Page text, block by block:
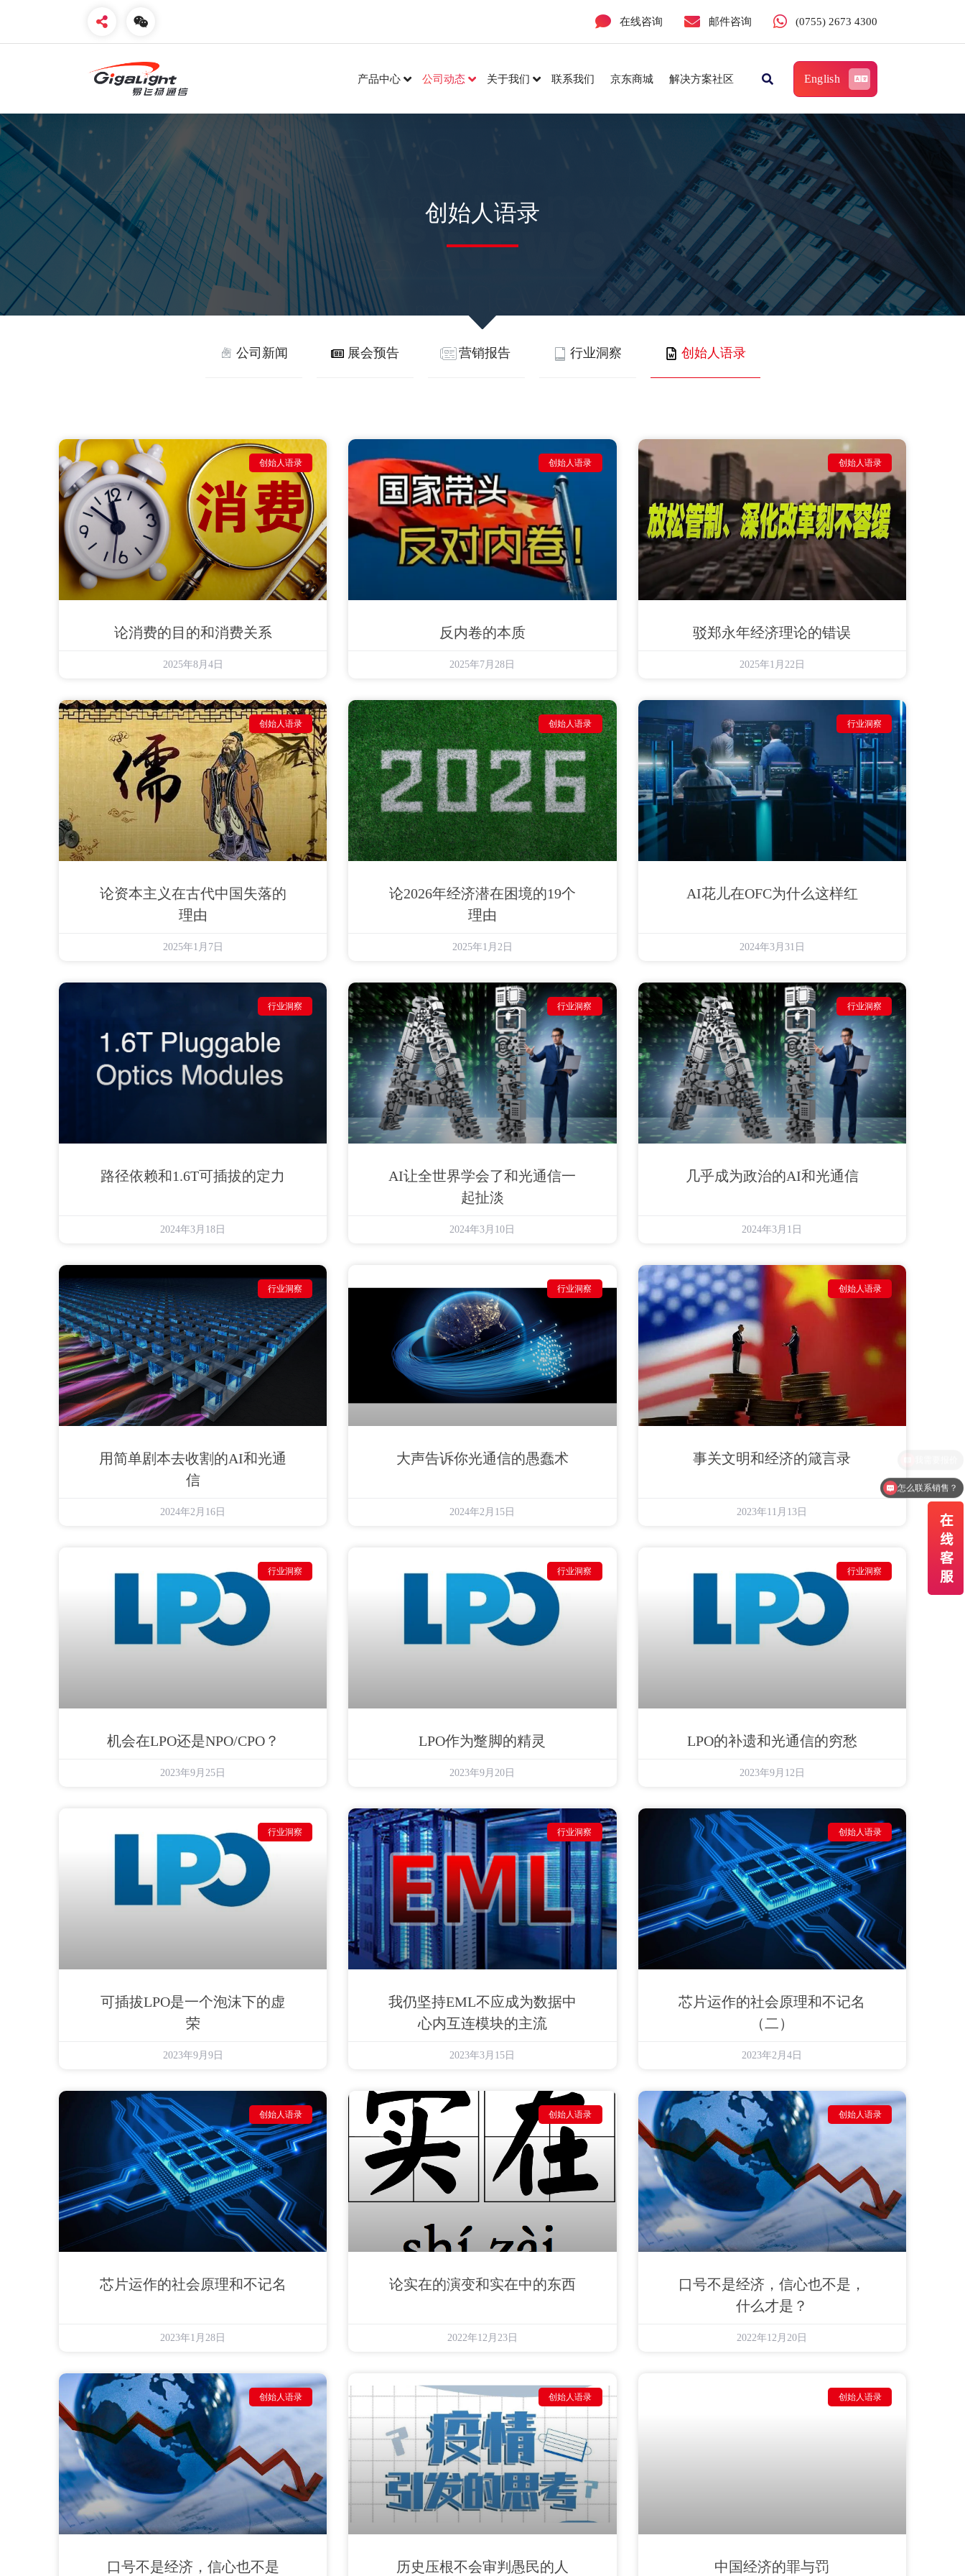
在线咨询 邮件咨询 (0755) 2673 4300
产品中心 公司动态 关于我们 联系我们 京东商城 解决方案社区 English
创始人语录
公司新闻 展会预告 营销报告 行业洞察 创始人语录
创始人语录
论消费的目的和消费关系
2025年8月4日
创始人语录
反内卷的本质
2025年7月28日
创始人语录
驳郑永年经济理论的错误
2025年1月22日
创始人语录
论资本主义在古代中国失落的
理由
2025年1月7日
创始人语录
论2026年经济潜在困境的19个
理由
2025年1月2日
行业洞察
AI花儿在OFC为什么这样红
2024年3月31日
行业洞察
路径依赖和1.6T可插拔的定力
2024年3月18日
行业洞察
AI让全世界学会了和光通信一
起扯淡
2024年3月10日
行业洞察
几乎成为政治的AI和光通信
2024年3月1日
行业洞察
用简单剧本去收割的AI和光通
信
2024年2月16日
行业洞察
大声告诉你光通信的愚蠢术
2024年2月15日
创始人语录
事关文明和经济的箴言录
2023年11月13日
行业洞察
机会在LPO还是NPO/CPO？
2023年9月25日
行业洞察
LPO作为蹩脚的精灵
2023年9月20日
行业洞察
LPO的补遗和光通信的穷愁
2023年9月12日
行业洞察
可插拔LPO是一个泡沫下的虚
荣
2023年9月9日
行业洞察
我仍坚持EML不应成为数据中
心内互连模块的主流
2023年3月15日
创始人语录
芯片运作的社会原理和不记名
（二）
2023年2月4日
创始人语录
芯片运作的社会原理和不记名
2023年1月28日
创始人语录
论实在的演变和实在中的东西
2022年12月23日
创始人语录
口号不是经济，信心也不是，
什么才是？
2022年12月20日
创始人语录
口号不是经济，信心也不是
创始人语录
历史压根不会审判愚民的人
创始人语录
中国经济的罪与罚
这个产品有货吗？
怎么联系销售？